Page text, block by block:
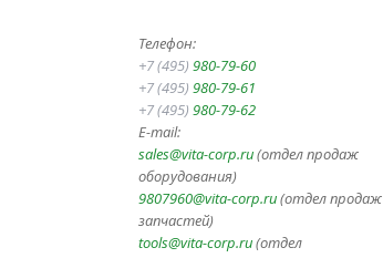
Телефон:
+7 (495) 980-79-60
+7 (495) 980-79-61
+7 (495) 980-79-62
E-mail:
sales@vita-corp.ru(отдел продаж
оборудования)
9807960@vita-corp.ru(отдел продаж
запчастей)
tools@vita-corp.ru(отдел